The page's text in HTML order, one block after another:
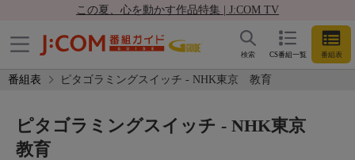
この夏、心を動かす作品特集 | J:COM TV
CS番組一覧 番組表
検索
番組表 ピタゴラミングスイッチ - NHK東京 教育
ピタゴラミングスイッチ - NHK東京
教育